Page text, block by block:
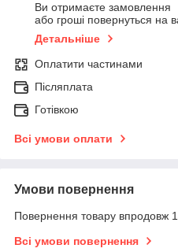
Ви отримаєте замовлення
або гроші повернуться на
Детальніше
Оплатити частинами
Післяплата
Готівкою
Всі умови оплати
Умови повернення
Повернення товару впродовж
Всі умови повернення